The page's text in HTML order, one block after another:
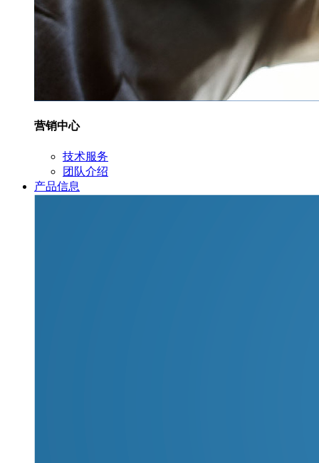
营销中心
技术服务
团队介绍
产品信息